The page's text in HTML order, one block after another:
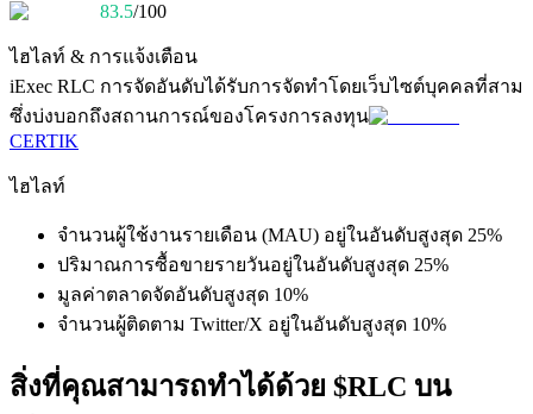
แนะนำ
คู่มือเริ่มต้นฟิวเจอร์ส
กลยุทธ์การซื้อขาย
83.5/100
ไฮไลท์ & การแจ้งเตือน
iExec RLC การจัดอันดับได้รับการจัดทำโดยเว็บไซต์บุคคลที่สาม
ซึ่งบ่งบอกถึงสถานการณ์ของโครงการลงทุน
CERTIK
ไฮไลท์
จำนวนผู้ใช้งานรายเดือน (MAU) อยู่ในอันดับสูงสุด 25%
ปริมาณการซื้อขายรายวันอยู่ในอันดับสูงสุด 25%
มูลค่าตลาดจัดอันดับสูงสุด 10%
จำนวนผู้ติดตาม Twitter/X อยู่ในอันดับสูงสุด 10%
สิ่งที่คุณสามารถทำได้ด้วย $RLC บน